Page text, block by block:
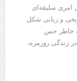
امری سلیقه‌ای
و زبانی شکل
خاطر حس
زندگی روزمره،